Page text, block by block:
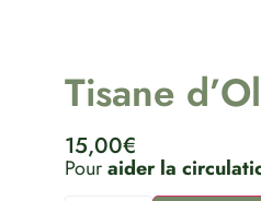
Tisane
15,00€
Pouraider la